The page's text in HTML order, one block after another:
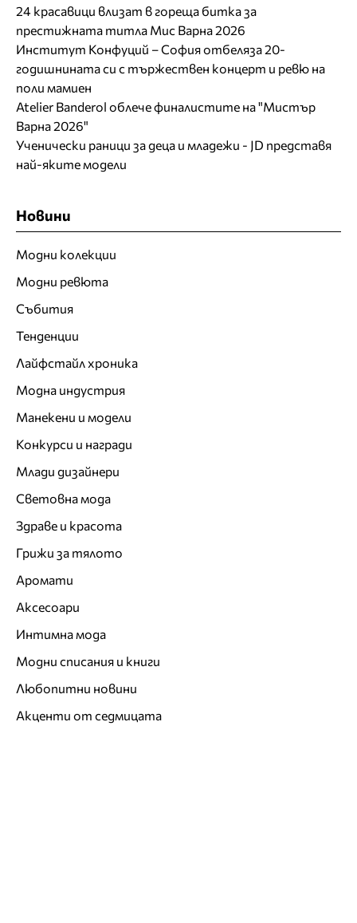
24 красавици влизат в гореща битка за
престижната титла Мис Варна 2026
Институт Конфуций – София отбеляза 20-
годишнината си с тържествен концерт и ревю на
поли мамиен
Atelier Banderol облече финалистите на "Мистър
Варна 2026"
Ученически раници за деца и младежи - JD представя
най-яките модели
Новини
Модни колекции
Модни ревюта
Събития
Тенденции
Лайфстайл хроника
Модна индустрия
Манекени и модели
Конкурси и награди
Млади дизайнери
Световна мода
Здраве и красота
Грижи за тялото
Аромати
Аксесоари
Интимна мода
Модни списания и книги
Любопитни новини
Акценти от седмицата